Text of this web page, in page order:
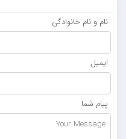
نام و نام خانوادگی
ایمیل
پیام شما